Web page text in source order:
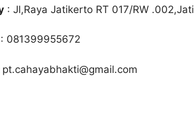
: Jl,Raya Jatikerto RT 017/RW
: 081399955672
pt.cahayabhakti@gmail.com